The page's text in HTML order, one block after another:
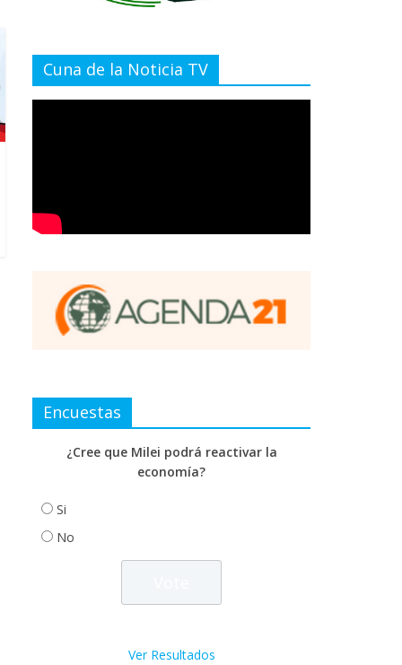
Cuna de la Noticia TV
Encuestas
¿Cree que Milei podrá reactivar la
economía?
Si
No
Ver Resultados